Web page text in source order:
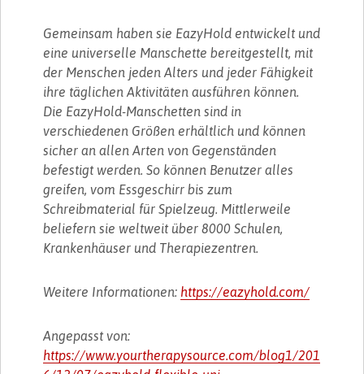
Gemeinsam haben sie EazyHold entwickelt und
eine universelle Manschette bereitgestellt, mit
der Menschen jeden Alters und jeder Fähigkeit
ihre täglichen Aktivitäten ausführen können.
Die EazyHold-Manschetten sind in
verschiedenen Größen erhältlich und können
sicher an allen Arten von Gegenständen
befestigt werden. So können Benutzer alles
greifen, vom Essgeschirr bis zum
Schreibmaterial für Spielzeug. Mittlerweile
beliefern sie weltweit über 8000 Schulen,
Krankenhäuser und Therapiezentren.
Weitere Informationen: https://eazyhold.com/
Angepasst von:
https://www.yourtherapysource.com/blog1/201